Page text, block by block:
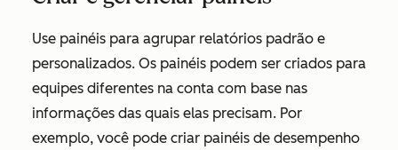
Use painéis para agrupar relatórios padrão e
personalizados. Os painéis podem ser criados para
equipes diferentes na conta com base nas
informações das quais elas precisam. Por
exemplo, você pode criar painéis de desempenho